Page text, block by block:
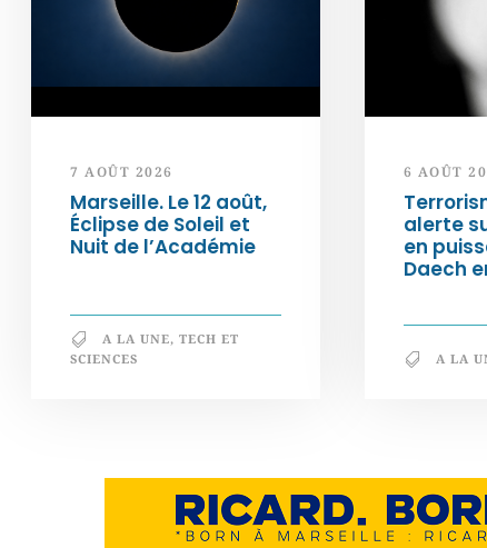
7 AOÛT 2026
Marseille. Le 12 août,
Éclipse de Soleil et
Nuit de l’Académie
A LA UNE, TECH ET
SCIENCES
6 AOÛT
alerte
en
Daech
A LA